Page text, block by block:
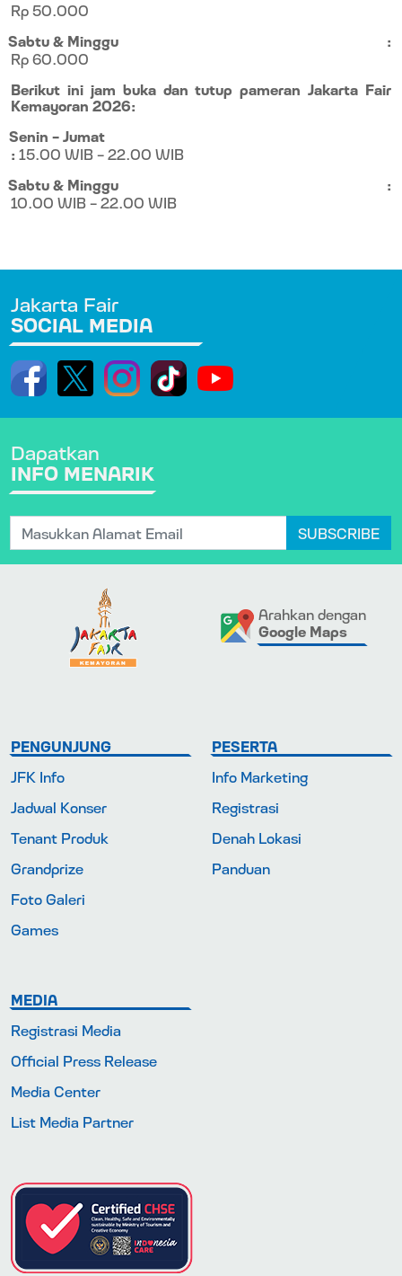
Rp 50.000
Sabtu & Minggu
:
Rp 60.000
Berikut ini jam buka dan tutup pameran Jakarta Fair
Kemayoran 2026:
Senin – Jumat
: 15.00 WIB – 22.00 WIB
Sabtu & Minggu
:
10.00 WIB – 22.00 WIB
Jakarta Fair
SOCIAL MEDIA
Dapatkan
INFO MENARIK
SUBSCRIBE
Arahkan dengan
Google Maps
PENGUNJUNG
JFK Info
Jadwal Konser
Tenant Produk
Grandprize
Foto Galeri
Games
PESERTA
Info Marketing
Registrasi
Denah Lokasi
Panduan
MEDIA
Registrasi Media
Official Press Release
Media Center
List Media Partner